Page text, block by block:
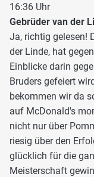
16:36 Uhr
Gebrüder van der
Ja, richtig gelesen!
der Linde, hat
Einblicke darin
Bruders gefeiert
bekommen wir da
auf McDonald's
nicht nur über
riesig über den
glücklich für die
Meisterschaft